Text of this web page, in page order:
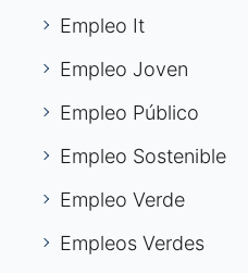
Empleo It
Empleo Joven
Empleo Público
Empleo Sostenible
Empleo Verde
Empleos Verdes